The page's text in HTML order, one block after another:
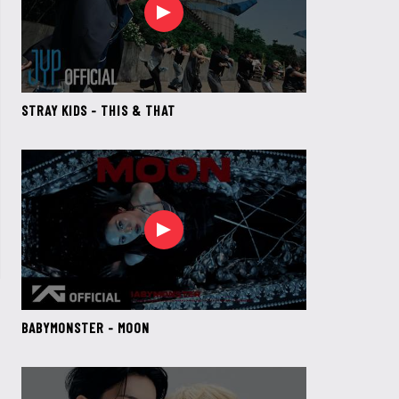
STRAY KIDS - THIS & THAT
BABYMONSTER - MOON